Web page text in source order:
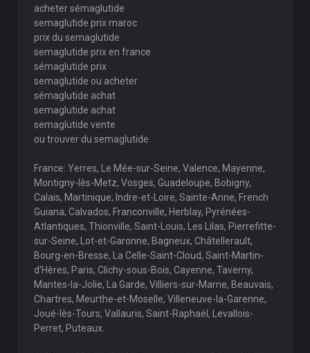
acheter sémaglutide
semaglutide prix maroc
prix du semaglutide
semaglutide prix en france
sémaglutide prix
semaglutide ou acheter
sémaglutide achat
semaglutide achat
semaglutide vente
ou trouver du semaglutide
France: Yerres, Le Mée-sur-Seine, Valence, Mayenne,
Montigny-lès-Metz, Vosges, Guadeloupe, Bobigny,
Calais, Martinique, Indre-et-Loire, Sainte-Anne, French
Guiana, Calvados, Franconville, Herblay, Pyrénées-
Atlantiques, Thionville, Saint-Louis, Les Lilas, Pierrefitte-
sur-Seine, Lot-et-Garonne, Bagneux, Châtellerault,
Bourg-en-Bresse, La Celle-Saint-Cloud, Saint-Martin-
d'Hères, Paris, Clichy-sous-Bois, Cayenne, Taverny,
Mantes-la-Jolie, La Garde, Villiers-sur-Marne, Beauvais,
Chartres, Meurthe-et-Moselle, Villeneuve-la-Garenne,
Joué-lès-Tours, Vallauris, Saint-Raphaël, Levallois-
Perret, Puteaux.